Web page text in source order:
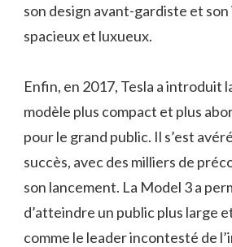
son design avant-gardiste et
spacieux et luxueux.
Enfin, en 2017, Tesla a introduit
modèle plus compact et plus
pour le grand public. Il s’est
succès, avec des milliers de
son lancement. La Model 3 a
d’atteindre un public plus large
comme le leader incontesté de